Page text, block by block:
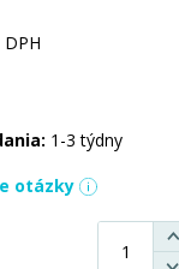
1-3 týdny
otázky